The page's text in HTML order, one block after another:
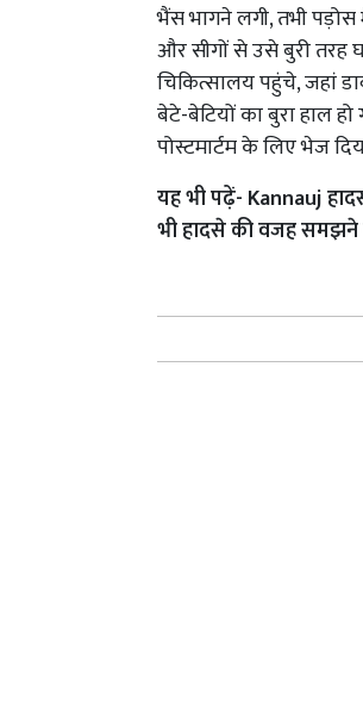
भैंस भागने लगी, तभी
और सीगों से उसे बुरी तरह
चिकित्सालय पहुंचे, जहां
बेटे-बेटियों का बुरा हाल
पोस्टमार्टम के लिए भेज
यह भी पढ़ें- Kannauj
भी हादसे की वजह समझने